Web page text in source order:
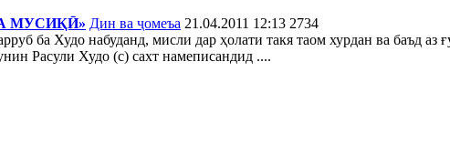
МУСИҚӢ» Дин ва ҷомеъа 21.04.2011 12:13 2734
ба Худо набуданд, мисли дар ҳолати такя таом хурдан ва баъд аз
Расули Худо (с) сахт намеписандид ....